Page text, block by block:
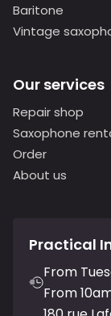
Baritone
Vintage
Our services
Repair shop
Saxophone
Order
About us
Practical
From
From